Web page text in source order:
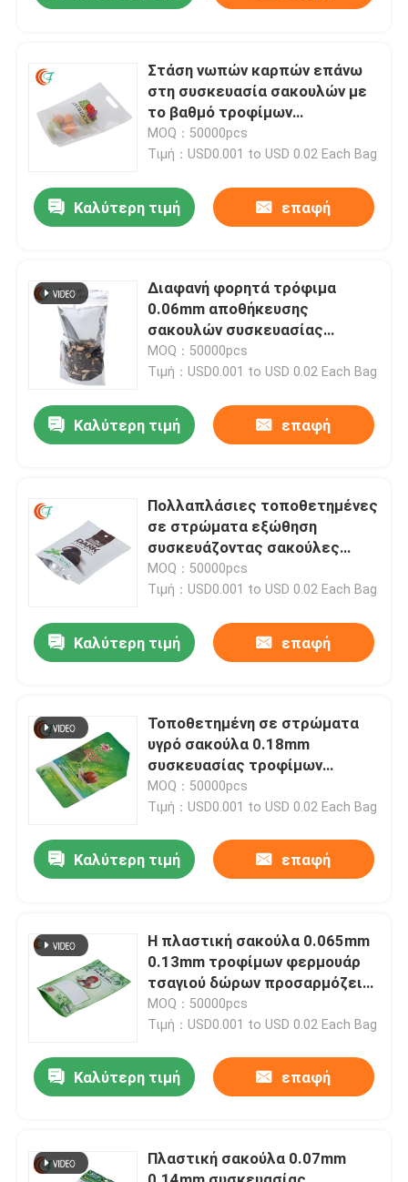
Προϊόντα
Σχετικά με εμάς
Επισκεψή εργοστασίου
Ειδήσεις
Ζητήστε μια προσφορά
Ταινία συσκευασίας BOPP
Ταινία συσκευασίας σνακ
Πλαστικοποιημένο φιλμ σε ρολό
Τυπωμένη μεμβράνη συσκευασίας
Ευέλικτες Μεμβράνες Συσκευασίας
Ταινία συσκευασίας κατοικίδιων ζώων
Στάση νωπών καρπών επάνω
στη συσκευασία σακουλών με
το βαθμό τροφίμων
παραθύρων
MOQ：50000pcs
Τιμή：USD0.001 to USD 0.02 Each Bag
Καλύτερη τιμή επαφή
Διαφανή φορητά τρόφιμα
0.06mm αποθήκευσης
σακουλών συσκευασίας
τροφίμων φύλλων αλουμινίου
αλουμινίου
MOQ：50000pcs
Τιμή：USD0.001 to USD 0.02 Each Bag
Καλύτερη τιμή επαφή
Πολλαπλάσιες τοποθετημένες
σε στρώματα εξώθηση
συσκευάζοντας σακούλες
0.14mm υψηλό εμπόδιο
φύλλων αλουμινίου αργιλίου
MOQ：50000pcs
Τιμή：USD0.001 to USD 0.02 Each Bag
Καλύτερη τιμή επαφή
Τοποθετημένη σε στρώματα
υγρό σακούλα 0.18mm
συσκευασίας τροφίμων
πλαστικό 0.36mm
MOQ：50000pcs
Τιμή：USD0.001 to USD 0.02 Each Bag
Καλύτερη τιμή επαφή
Η πλαστική σακούλα 0.065mm
0.13mm τροφίμων φερμουάρ
τσαγιού δώρων προσαρμόζει
το χρώμα
MOQ：50000pcs
Τιμή：USD0.001 to USD 0.02 Each Bag
Καλύτερη τιμή επαφή
Πλαστική σακούλα 0.07mm